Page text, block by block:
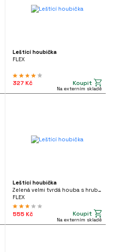
Leštící houbička
FLEX
327 Kč Koupit
Na externím skladě
Leštící houbička
Zelená velmi tvrdá houba s hrubou strukturou pěny
FLEX
555 Kč Koupit
Na externím skladě